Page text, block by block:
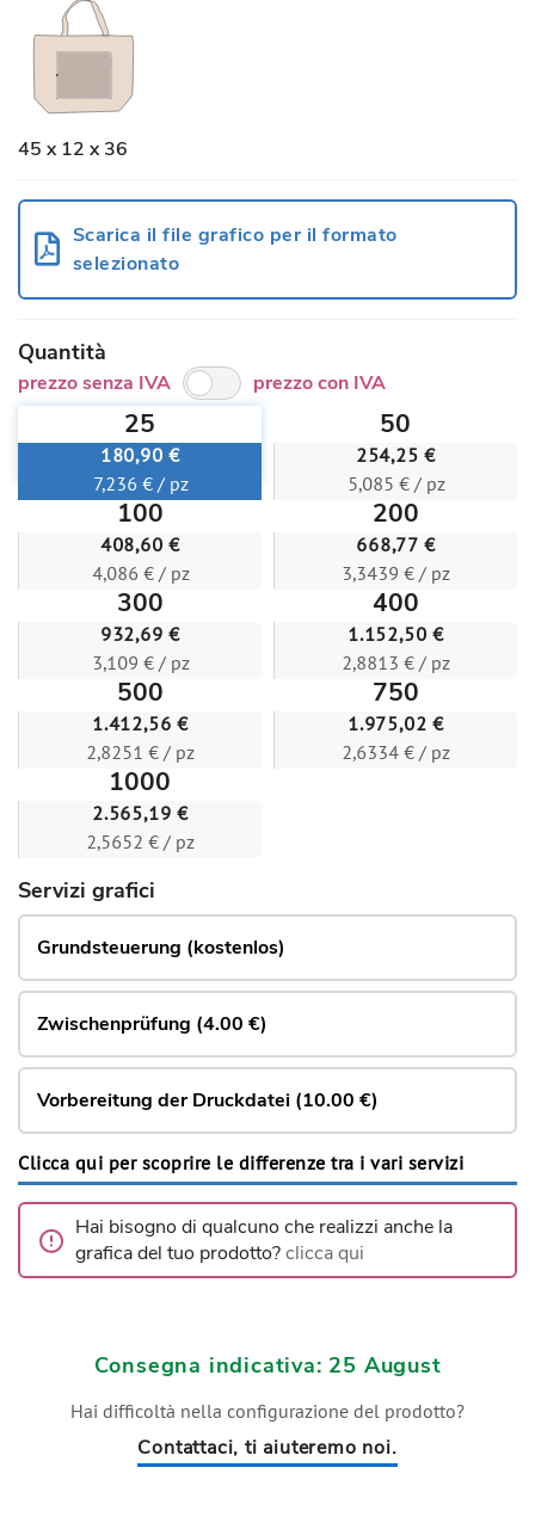
45 x 12 x 36
Scarica il file grafico per il formato
selezionato
Quantità
prezzo senza IVA prezzo con IVA
25
180,90 €
7,236 € / pz
50
254,25 €
5,085 € / pz
100
408,60 €
4,086 € / pz
200
668,77 €
3,3439 € / pz
300
932,69 €
3,109 € / pz
400
1.152,50 €
2,8813 € / pz
500
1.412,56 €
2,8251 € / pz
750
1.975,02 €
2,6334 € / pz
1000
2.565,19 €
2,5652 € / pz
Servizi grafici
Grundsteuerung (kostenlos)
Zwischenprüfung (4.00 €)
Vorbereitung der Druckdatei (10.00 €)
Clicca qui per scoprire le differenze tra i vari servizi
Hai bisogno di qualcuno che realizzi anche la
grafica del tuo prodotto?clicca qui
Consegna indicativa: 25 August
Hai difficoltà nella configurazione del prodotto?
Contattaci, ti aiuteremo noi.